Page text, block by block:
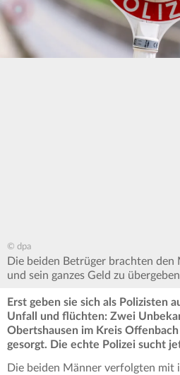
© dpa
Die beiden Betrüger brachten den
und sein ganzes Geld zu
Erst geben sie sich als Polizisten
Unfall und flüchten: Zwei
Obertshausen im Kreis
gesorgt. Die echte Polizei sucht
Die beiden Männer verfolgten mit